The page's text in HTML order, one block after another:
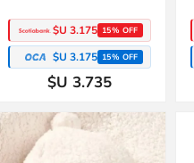
$U 3.175 15% OFF
$U 3.175 15% OFF
$U 3.735